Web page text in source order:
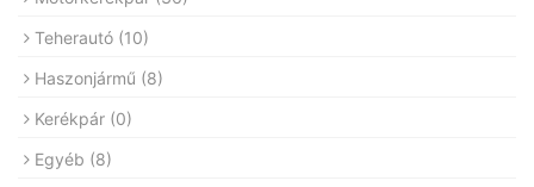
Teherautó (10)
Haszonjármű (8)
Kerékpár (0)
Egyéb (8)